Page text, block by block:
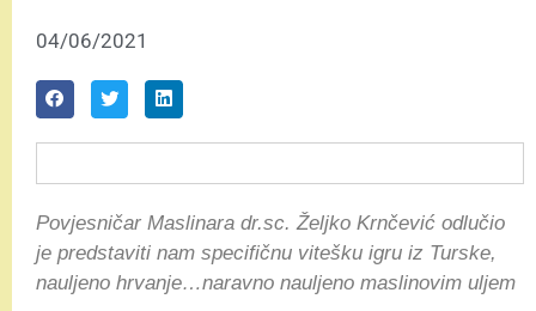
04/06/2021
Povjesničar Maslinara dr.sc. Željko Krnčević odlučio
je predstaviti nam specifičnu vitešku igru iz Turske,
nauljeno hrvanje…naravno nauljeno maslinovim uljem